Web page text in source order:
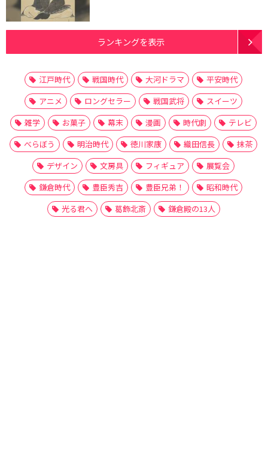
ランキングを表示
江戸時代 戦国時代 大河ドラマ
平安時代
アニメ
ロングセラー 戦国武将
スイーツ
雑学
お菓子 幕末 漫画 時代劇
テレビ
べらぼう
明治時代 徳川家康 織田信長
抹茶
デザイン
文房具 フィギュア
展覧会
鎌倉時代
豊臣秀吉 豊臣兄弟！
昭和時代
光る君へ
葛飾北斎 鎌倉殿の13人